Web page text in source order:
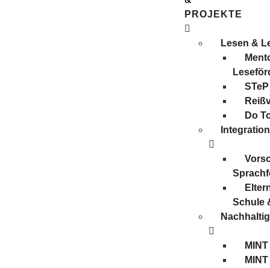
PROJEKTE
Lesen &
Do
Schule